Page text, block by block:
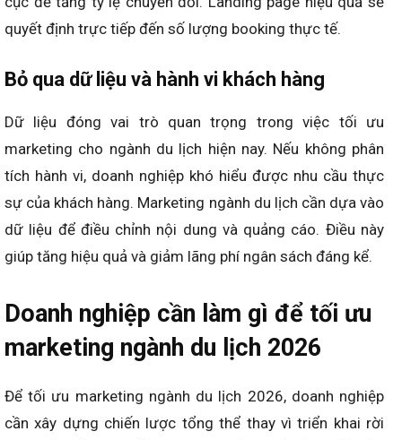
quyết định trực tiếp đến số lượng booking thực tế.
Bỏ qua dữ liệu và hành vi khách hàng
Dữ liệu đóng vai trò quan trọng trong việc tối ưu
marketing cho ngành du lịch hiện nay. Nếu không phân
tích hành vi, doanh nghiệp khó hiểu được nhu cầu thực
sự của khách hàng. Marketing ngành du lịch cần dựa vào
dữ liệu để điều chỉnh nội dung và quảng cáo. Điều này
giúp tăng hiệu quả và giảm lãng phí ngân sách đáng kể.
Doanh nghiệp cần làm gì để tối ưu
marketing ngành du lịch 2026
Để tối ưu marketing ngành du lịch 2026, doanh nghiệp
cần xây dựng chiến lược tổng thể thay vì triển khai rời